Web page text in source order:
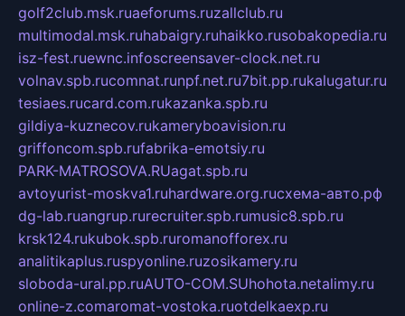
golf2club.msk.ruaeforums.ruzallclub.ru
multimodal.msk.ruhabaigry.ruhaikko.rusobakopedia.ru
isz-fest.ruewnc.infoscreensaver-clock.net.ru
volnav.spb.rucomnat.runpf.net.ru7bit.pp.rukalugatur.ru
tesiaes.rucard.com.rukazanka.spb.ru
gildiya-kuznecov.rukameryboavision.ru
griffoncom.spb.rufabrika-emotsiy.ru
PARK-MATROSOVA.RUagat.spb.ru
avtoyurist-moskva1.ruhardware.org.ruсхема-авто.рф
dg-lab.ruangrup.rurecruiter.spb.rumusic8.spb.ru
krsk124.rukubok.spb.ruromanofforex.ru
analitikaplus.ruspyonline.ruzosikamery.ru
sloboda-ural.pp.ruAUTO-COM.SUhohota.netalimy.ru
online-z.comaromat-vostoka.ruotdelkaexp.ru